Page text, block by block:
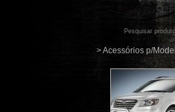
> Acessórios p/